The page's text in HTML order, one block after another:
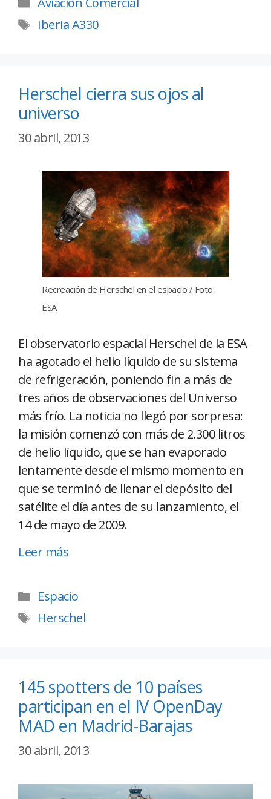
Iberia A330
Herschel cierra sus ojos al
universo
30 abril, 2013
Recreación de Herschel en el espacio / Foto:
ESA
El observatorio espacial Herschel de la ESA
ha agotado el helio líquido de su sistema
de refrigeración, poniendo fin a más de
tres años de observaciones del Universo
más frío. La noticia no llegó por sorpresa:
la misión comenzó con más de 2.300 litros
de helio líquido, que se han evaporado
lentamente desde el mismo momento en
que se terminó de llenar el depósito del
satélite el día antes de su lanzamiento, el
14 de mayo de 2009.
Leer más
Espacio
Herschel
145 spotters de 10 países
participan en el IV OpenDay
MAD en Madrid-Barajas
30 abril, 2013